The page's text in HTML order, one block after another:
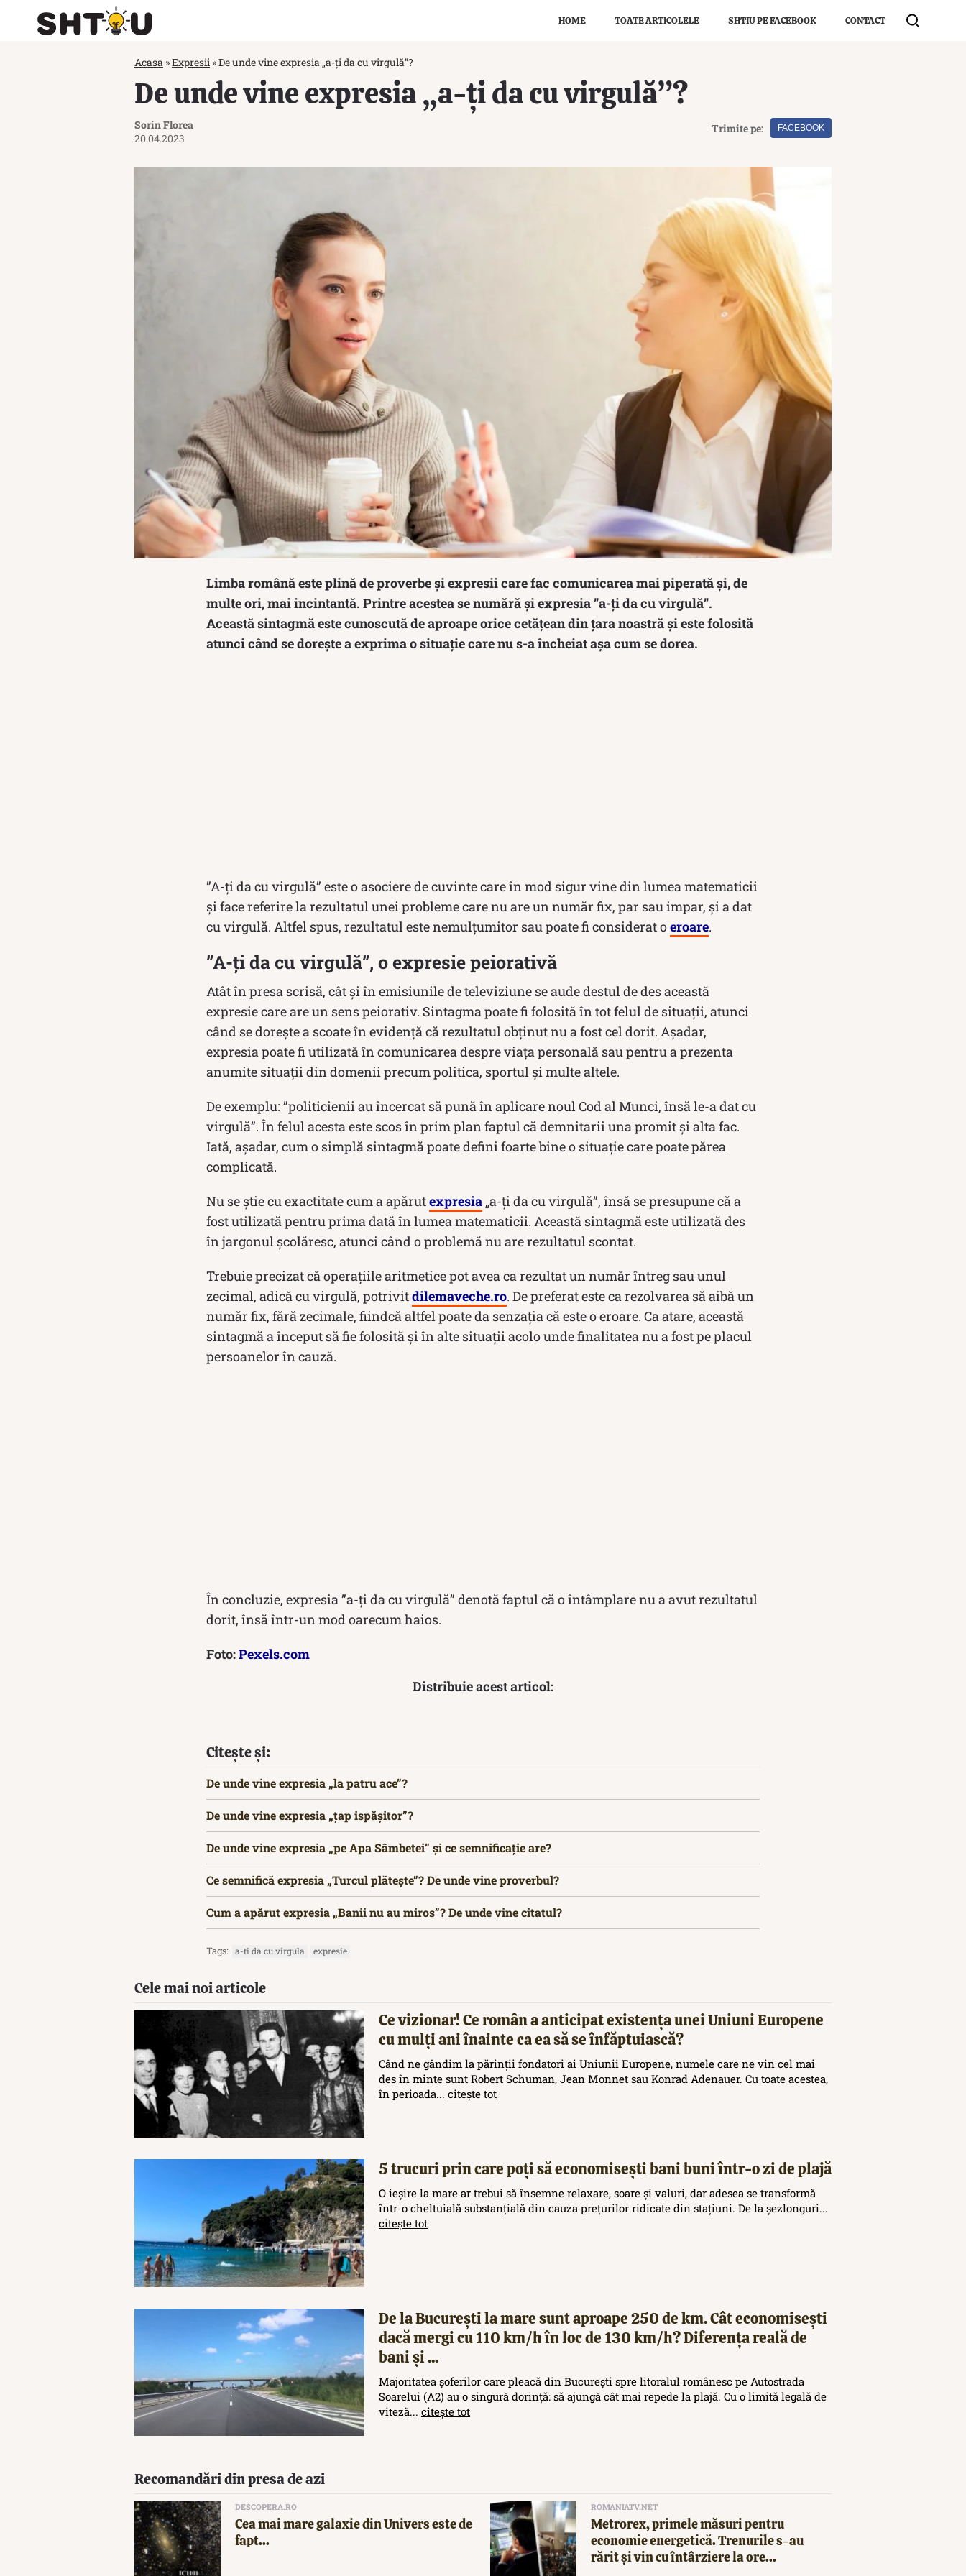
HOME TOATE ARTICOLELE SHTIU PE FACEBOOK CONTACT
Acasa »Expresii »De unde vine expresia „a-ți da cu virgulă”?
De unde vine expresia „a-ți da cu virgulă”?
Sorin Florea
20.04.2023
Trimite pe: FACEBOOK
Limba română este plină de proverbe și expresii care fac comunicarea mai piperată și, de
multe ori, mai incintantă. Printre acestea se numără și expresia ”a-ți da cu virgulă”.
Această sintagmă este cunoscută de aproape orice cetățean din țara noastră și este folosită
atunci când se dorește a exprima o situație care nu s-a încheiat așa cum se dorea.
”A-ți da cu virgulă” este o asociere de cuvinte care în mod sigur vine din lumea matematicii
și face referire la rezultatul unei probleme care nu are un număr fix, par sau impar, și a dat
cu virgulă. Altfel spus, rezultatul este nemulțumitor sau poate fi considerat oeroare.
”A-ți da cu virgulă”, o expresie peiorativă
Atât în presa scrisă, cât și în emisiunile de televiziune se aude destul de des această
expresie care are un sens peiorativ. Sintagma poate fi folosită în tot felul de situații, atunci
când se dorește a scoate în evidență că rezultatul obținut nu a fost cel dorit. Așadar,
expresia poate fi utilizată în comunicarea despre viața personală sau pentru a prezenta
anumite situații din domenii precum politica, sportul și multe altele.
De exemplu: ”politicienii au încercat să pună în aplicare noul Cod al Munci, însă le-a dat cu
virgulă”. În felul acesta este scos în prim plan faptul că demnitarii una promit și alta fac.
Iată, așadar, cum o simplă sintagmă poate defini foarte bine o situație care poate părea
complicată.
Nu se știe cu exactitate cum a apărutexpresia „a-ți da cu virgulă”, însă se presupune că a
fost utilizată pentru prima dată în lumea matematicii. Această sintagmă este utilizată des
în jargonul școlăresc, atunci când o problemă nu are rezultatul scontat.
Trebuie precizat că operațiile aritmetice pot avea ca rezultat un număr întreg sau unul
zecimal, adică cu virgulă, potrivitdilemaveche.ro. De preferat este ca rezolvarea să aibă un
număr fix, fără zecimale, fiindcă altfel poate da senzația că este o eroare. Ca atare, această
sintagmă a început să fie folosită și în alte situații acolo unde finalitatea nu a fost pe placul
persoanelor în cauză.
În concluzie, expresia ”a-ți da cu virgulă” denotă faptul că o întâmplare nu a avut rezultatul
dorit, însă într-un mod oarecum haios.
Foto:Pexels.com
Distribuie acest articol:
Citește și:
De unde vine expresia „la patru ace”?
De unde vine expresia „țap ispășitor”?
De unde vine expresia „pe Apa Sâmbetei” și ce semnificație are?
Ce semnifică expresia „Turcul plătește”? De unde vine proverbul?
Cum a apărut expresia „Banii nu au miros”? De unde vine citatul?
Tags: a-ti da cu virgula expresie
Cele mai noi articole
Ce vizionar! Ce român a anticipat existența unei Uniuni Europene
cu mulți ani înainte ca ea să se înfăptuiască?
Când ne gândim la părinții fondatori ai Uniunii Europene, numele care ne vin cel mai
des în minte sunt Robert Schuman, Jean Monnet sau Konrad Adenauer. Cu toate acestea,
în perioada... citește tot
5 trucuri prin care poți să economisești bani buni într-o zi de plajă
O ieșire la mare ar trebui să însemne relaxare, soare și valuri, dar adesea se transformă
într-o cheltuială substanțială din cauza prețurilor ridicate din stațiuni. De la șezlonguri...
citește tot
De la București la mare sunt aproape 250 de km. Cât economisești
dacă mergi cu 110 km/h în loc de 130 km/h? Diferența reală de
bani și ...
Majoritatea șoferilor care pleacă din București spre litoralul românesc pe Autostrada
Soarelui (A2) au o singură dorință: să ajungă cât mai repede la plajă. Cu o limită legală de
viteză... citește tot
Recomandări din presa de azi
DESCOPERA.RO
Cea mai mare galaxie din Univers este de
fapt...
ROMANIATV.NET
Metrorex, primele măsuri pentru
economie energetică. Trenurile s-au
rărit și vin cu întârziere la ore...